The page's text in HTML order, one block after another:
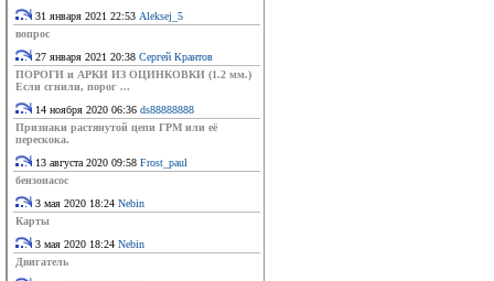
31 января 2021 22:53 Aleksej_5
вопрос
27 января 2021 20:38 Сергей Крантов
ПОРОГИ и АРКИ ИЗ ОЦИНКОВКИ (1.2 мм.)
Если сгнили, порог ...
14 ноября 2020 06:36 ds88888888
Признаки растянутой цепи ГРМ или её
перескока.
13 августа 2020 09:58 Frost_paul
бензонасос
3 мая 2020 18:24 Nebin
Карты
3 мая 2020 18:24 Nebin
Двигатель